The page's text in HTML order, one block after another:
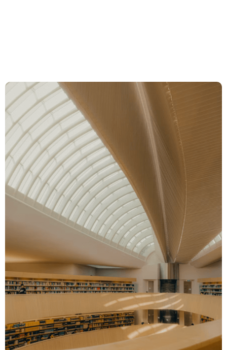
Équipe
Actualités et
Insights
À propos de nous
Carrière
T: +41 44 266 56 56
F: +41 44 266 56 66
M: zh@barandun-law.ch
Contact Zoug
Bahnhofstrasse 17
T: +41 41 349 56 56
F: +41 41 349 56 66
M: zg@barandun-law.ch